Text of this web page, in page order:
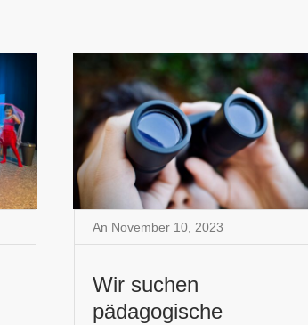
An November 10, 2023
Wir suchen
pädagogische